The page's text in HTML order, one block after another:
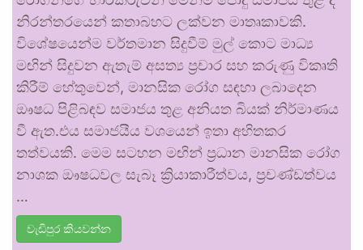
නිරන්තරයෙන් කතාබහට ලක්වන මාතෘකාවකි.
විශේෂයෙන්ම වර්තමාන සිදුවීම් මුල් කොට මාධ්‍ය
මඟින් සිදුවන ඇතැම් අසත්‍ය ප්‍රචාර සහ කරුණු විකෘති
කිරීම් හේතුවෙන්, මානසික රෝග සඳහා ලබාදෙන
ඖෂධ පිළිබඳව සමාජය තුළ අනියත බියක් නිර්මාණය
වී ඇත.එය සමාජයීය වශයෙන් ඉතා අහිතකර
තත්වයකි. මෙම සටහන මඟින් ප්‍රධාන මානසික රෝග
නාශක ඖෂධවල සැබෑ ක්‍රියාකාරීත්වය, ප්‍රචණ්ඩත්වය
…
වැඩිපුර කියවන්න